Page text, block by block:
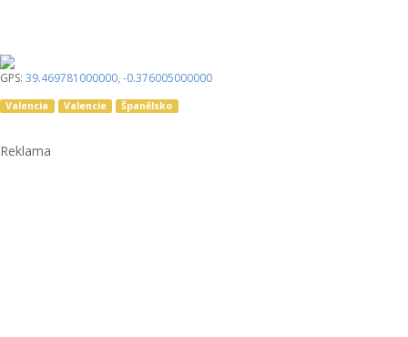
GPS: 39.469781000000, -0.376005000000
Valencia Valencie Španělsko
Reklama